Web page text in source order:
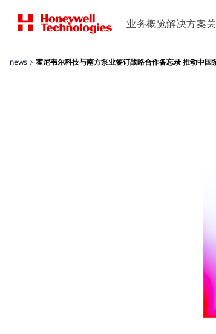
业务概览解决方案
news 霍尼韦尔科技与南方泵业签订战略合作备忘录 推动中国